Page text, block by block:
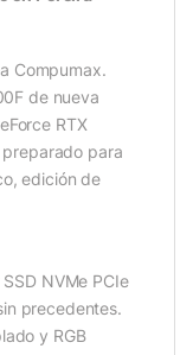
Compumax.
de nueva
RTX
para
edición de
NVMe PCIe
precedentes.
y RGB